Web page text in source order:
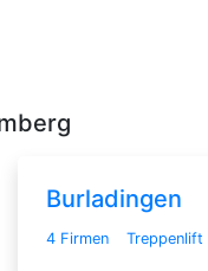
Burladingen
4 Firmen Treppenlift